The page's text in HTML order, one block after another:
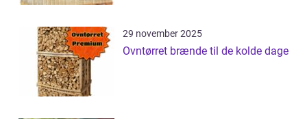
29 november 2025
Ovntørret brænde til de kolde dage